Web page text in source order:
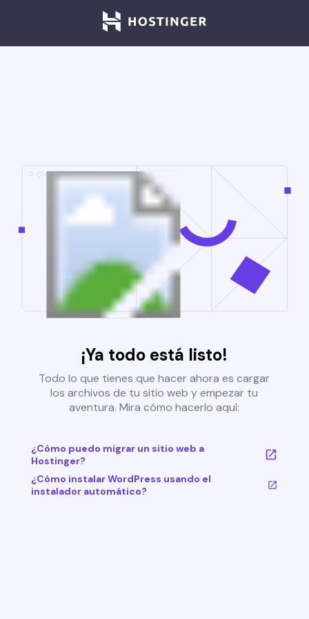
¡Ya todo está listo!
Todo lo que tienes que hacer ahora es cargar
los archivos de tu sitio web y empezar tu
aventura. Mira cómo hacerlo aquí:
¿Cómo puedo migrar un sitio web a
Hostinger?
¿Cómo instalar WordPress usando el
instalador automático?